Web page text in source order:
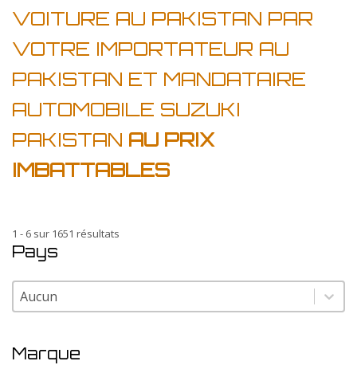
VOITURE AU PAKISTAN PAR
VOTRE IMPORTATEUR AU
PAKISTAN ET MANDATAIRE
AUTOMOBILE SUZUKI
PAKISTAN AU PRIX
IMBATTABLES
1 - 6 sur 1651 résultats
Pays
Pays
Pays
Marque